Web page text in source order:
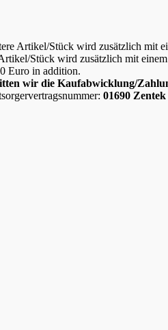
Artikel/Stück wird zusätzlich mit
Stück wird zusätzlich mit
Euro in addition.
wir die Kaufabwicklung/
01690 Zentek